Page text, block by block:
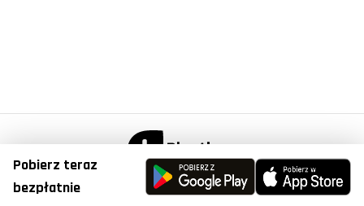
Pobierz teraz
bezpłatnie© Copyright 2023, Plantis . All Right Reserved.